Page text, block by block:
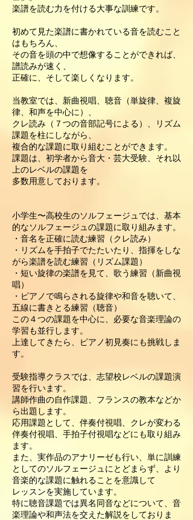
楽譜を読む力を付ける大事な訓練です。
初めて見た楽譜に書かれている音を読むこと
はもちろん、
その音を頭の中で想像することができれば、
譜読みが速く、
正確に、そして楽しくなります。
当教室では、新曲視唱、聴音（単旋律、複旋
律、和声を中心に）、
クレ読み（７つの音部記号による）、リズム
課題を柱にしながら、
複合的な課題に取り組むことができます。
課題は、初学者から音大・芸大受験、それ以
上のレベルの課題を
多数用意しております。
小学生〜高校生のソルフェージュでは、基本
的なソルフェージュの課題に取り組みます。
・音名を正確に読む練習（クレ読み）
・リズムを手拍子でたたいたり、指揮をしな
がら楽譜を読む練習（リズム課題）​
・短い旋律の楽譜を見て、歌う練習（新曲視
唱）
・ピアノで鳴らされる旋律や和音を聴いて、
五線に書きとる練習（聴音）
この４つの課題を中心に、必要な音楽理論の
学習も並行します。
上達してきたら、ピアノ初見奏にも挑戦しま
す。
受験指導クラスでは、志望校レベルの課題演
習を行います。
講師作曲の自作課題、フランスの教本などか
ら出題します。
応用課題として、伴奏付視唱、クレが変わる
伴奏付視唱、手拍子付視唱などにも取り組み
ます。
また、実作品のアナリーゼも行い、単に訓練
としてのソルフェージュにとどまらず、より
音楽的な課題に触れることを意識して
レッスンを実施しています。
特に聴音課題では異名同音などについて、音
楽理論や和声法を交えた解説をしておりま